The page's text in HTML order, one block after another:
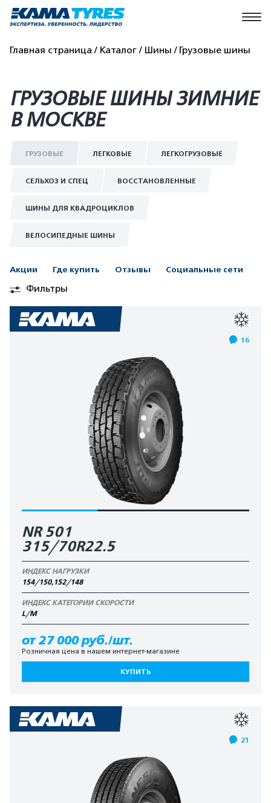
Главная страница Каталог Шины Грузовые шины
ГРУЗОВЫЕ ШИНЫ ЗИМНИЕ
В МОСКВЕ
ГРУЗОВЫЕ ЛЕГКОВЫЕ ЛЕГКОГРУЗОВЫЕ
СЕЛЬХОЗ И СПЕЦ ВОССТАНОВЛЕННЫЕ
ШИНЫ ДЛЯ КВАДРОЦИКЛОВ
ВЕЛОСИПЕДНЫЕ ШИНЫ
Акции Где купить Отзывы Социальные сети
Фильтры
16
NR 501
315/70R22.5
ИНДЕКС НАГРУЗКИ
154/150,152/148
ИНДЕКС КАТЕГОРИИ СКОРОСТИ
L/M
от 27 000 руб./шт.
Розничная цена в нашем интернет-магазине
КУПИТЬ
21